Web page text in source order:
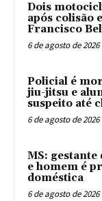
Dois
após colisão
Francisco
6 de agosto de 2026
Policial é
jiu-jitsu e
suspeito até
6 de agosto de 2026
MS: gestante
e homem é
doméstica
6 de agosto de 2026